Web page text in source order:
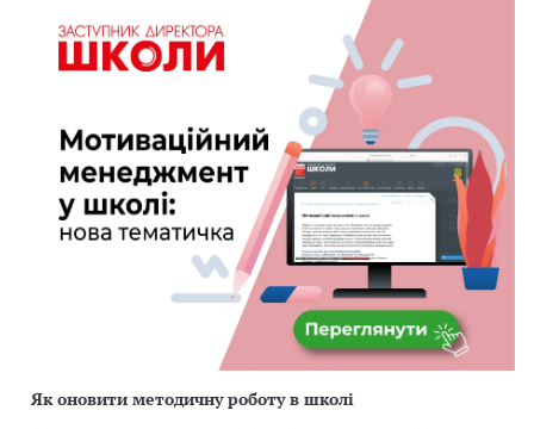
Як оновити методичну роботу в школі